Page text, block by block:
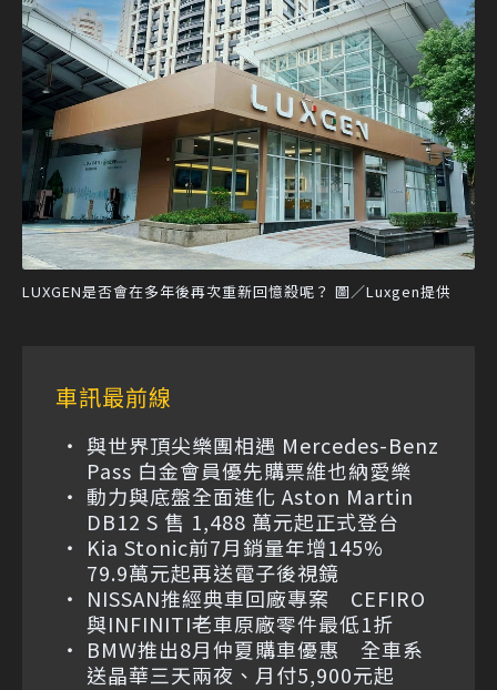
LUXGEN是否會在多年後再次重新回憶殺呢？ 圖／Luxgen提供
車訊最前線
與世界頂尖樂團相遇 Mercedes-Benz
Pass 白金會員優先購票維也納愛樂
動力與底盤全面進化 Aston Martin
DB12 S 售 1,488 萬元起正式登台
Kia Stonic前7月銷量年增145%
79.9萬元起再送電子後視鏡
NISSAN推經典車回廠專案 CEFIRO
與INFINITI老車原廠零件最低1折
BMW推出8月仲夏購車優惠 全車系
送晶華三天兩夜、月付5,900元起